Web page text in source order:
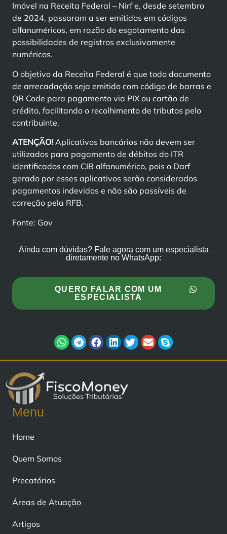
Imóvel na Receita Federal – Nirf e, desde setembro
de 2024, passaram a ser emitidos em códigos
alfanuméricos, em razão do esgotamento das
possibilidades de registros exclusivamente
numéricos.
O objetivo da Receita Federal é que todo documento
de arrecadação seja emitido com código de barras e
QR Code para pagamento via PIX ou cartão de
crédito, facilitando o recolhimento de tributos pelo
contribuinte.
ATENÇÃO! Aplicativos bancários não devem ser
utilizados para pagamento de débitos do ITR
identificados com CIB alfanumérico, pois o Darf
gerado por esses aplicativos serão considerados
pagamentos indevidos e não são passíveis de
correção pela RFB.
Fonte: Gov
Ainda com dúvidas? Fale agora com um especialista
diretamente no WhatsApp:
QUERO FALAR COM UM
ESPECIALISTA
Menu
Home
Quem Somos
Precatórios
Áreas de Atuação
Artigos